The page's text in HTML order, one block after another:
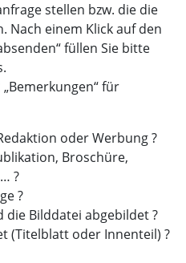
stellen bzw. die die
Nach einem Klick auf den
füllen Sie bitte
für
oder Werbung ?
Broschüre,
?
?
die Bilddatei abgebildet ?
(Titelblatt oder Innenteil) ?